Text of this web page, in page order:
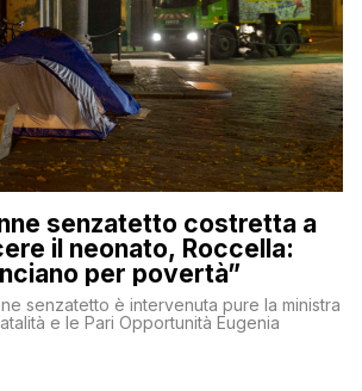
senzatetto costretta a
il neonato, Roccella:
per povertà”
senzatetto è intervenuta pure la ministra
e le Pari Opportunità Eugenia